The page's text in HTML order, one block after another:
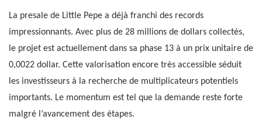
La presale de Little Pepe a déjà franchi des records
impressionnants. Avec plus de 28 millions de dollars collectés,
le projet est actuellement dans sa phase 13 à un prix unitaire de
0,0022 dollar. Cette valorisation encore très accessible séduit
les investisseurs à la recherche de multiplicateurs potentiels
importants. Le momentum est tel que la demande reste forte
malgré l’avancement des étapes.